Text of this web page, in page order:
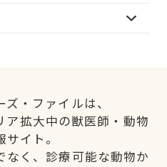
・ファイルは、
ア拡大中の獣医師・動物
イト。
なく、診療可能な動物か